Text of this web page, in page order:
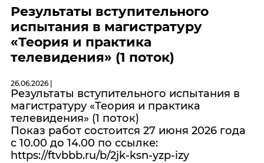
Результаты вступительного
испытания в магистратуру
«Теория и практика
телевидения» (1 поток)
26.06.2026 |
Результаты вступительного испытания в
магистратуру «Теория и практика
телевидения» (1 поток)
Показ работ состоится 27 июня 2026 года
с 10.00 до 14.00 по ссылке:
https://ftvbbb.ru/b/2jk-ksn-yzp-izy